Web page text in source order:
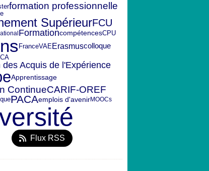
formation professionnelle
SupérieurFCU
FormationcompétencesCPU
FranceVAEErasmuscolloque
des Acquis de l'Expérience
Apprentissage
ContinueCARIF-OREF
PACAemplois d'avenirMOOCs
Flux RSS